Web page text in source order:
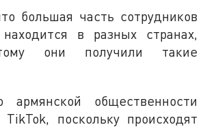
большая часть сотрудников
в разных странах,
они получили такие
армянской общественности
поскольку происходят